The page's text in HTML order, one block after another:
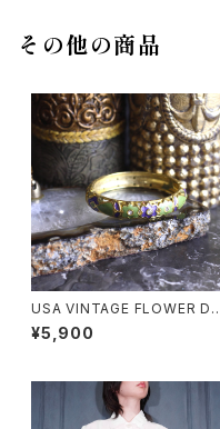
その他の商品
USA VINTAGE FLOWER DE
SIGN METAL BANGLE/アメリ
カ古着お花デザインメタルバン
¥5,900